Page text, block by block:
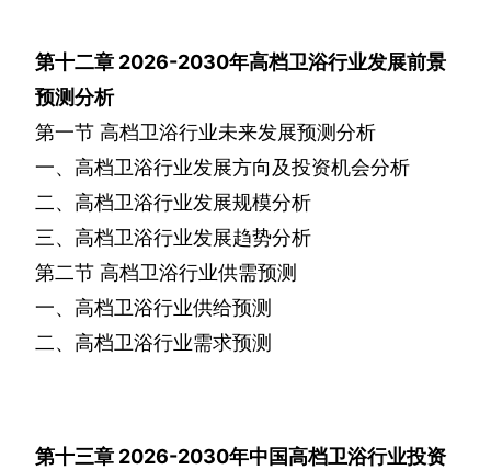
第十二章 2026-2030年高档卫浴行业发展前景
预测分析
第一节 高档卫浴行业未来发展预测分析
一、高档卫浴行业发展方向及投资机会分析
二、高档卫浴行业发展规模分析
三、高档卫浴行业发展趋势分析
第二节 高档卫浴行业供需预测
一、高档卫浴行业供给预测
二、高档卫浴行业需求预测
第十三章 2026-2030年中国高档卫浴行业投资